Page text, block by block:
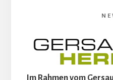
Im Rahmen vom